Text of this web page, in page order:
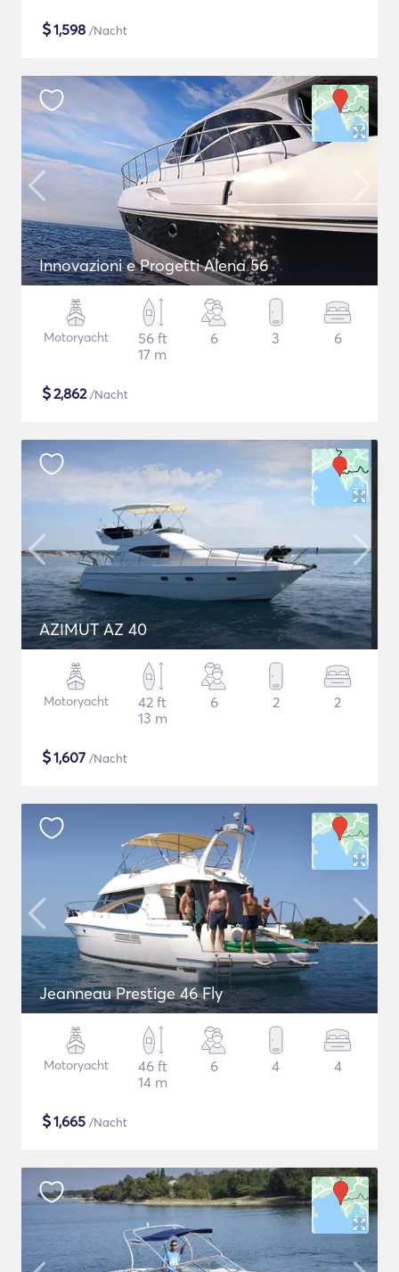
$1,598 /Nacht
Innovazioni e Progetti Alena 56
Motoryacht
56 ft
17 m
6 3 6
$2,862/Nacht
AZIMUT AZ 40
Motoryacht
42 ft
13 m
6 2 2
$1,607 /Nacht
Jeanneau Prestige 46 Fly
Motoryacht
46 ft
14 m
6 4 4
$1,665 /Nacht